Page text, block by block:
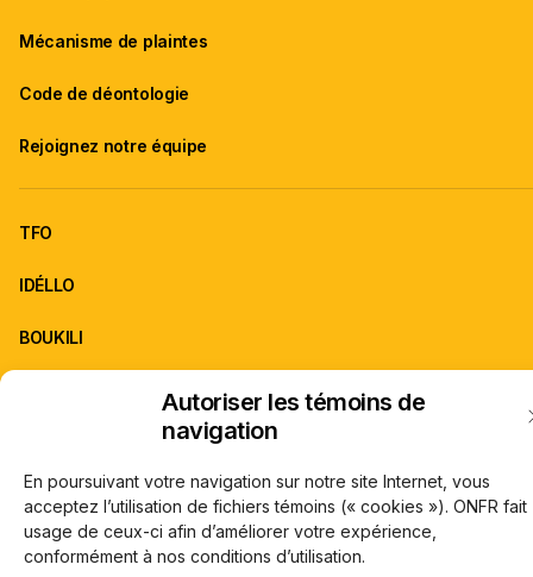
Autoriser les témoins de
navigation
En poursuivant votre navigation sur notre site Internet, vous
acceptez l’utilisation de fichiers témoins (« cookies »). ONFR fait
usage de ceux-ci afin d’améliorer votre expérience,
conformément à nos conditions d’utilisation.
Mécanisme de plaintes
Code de déontologie
Rejoignez notre équipe
TFO
IDÉLLO
BOUKILI
ONFR est la franchise d'information de TFO.
Carrières
(TFO) 2026